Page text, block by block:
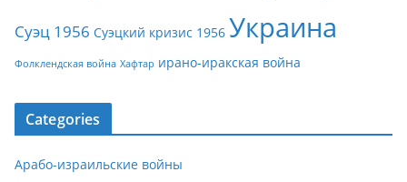
Суэц 1956 Суэцкий кризис 1956 Украина
Фолклендская война Хафтар ирано-иракская война
Categories
Арабо-израильские войны